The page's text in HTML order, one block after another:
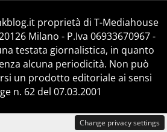
proprietà di T-Mediahouse
Milano - P.Iva 06933670967 -
testata giornalistica, in quanto
alcuna periodicità. Non può
un prodotto editoriale ai sensi
n. 62 del 07.03.2001
Change privacy settings